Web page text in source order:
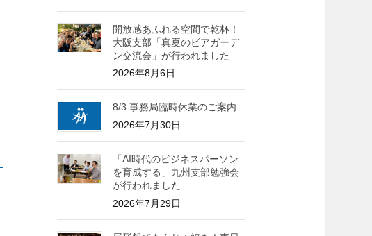
開放感あふれる空間で乾杯！
大阪支部「真夏のビアガーデ
ン交流会」が行われました
2026年8月6日
8/3 事務局臨時休業のご案内
2026年7月30日
「AI時代のビジネスパーソン
を育成する」九州支部勉強会
が行われました
2026年7月29日